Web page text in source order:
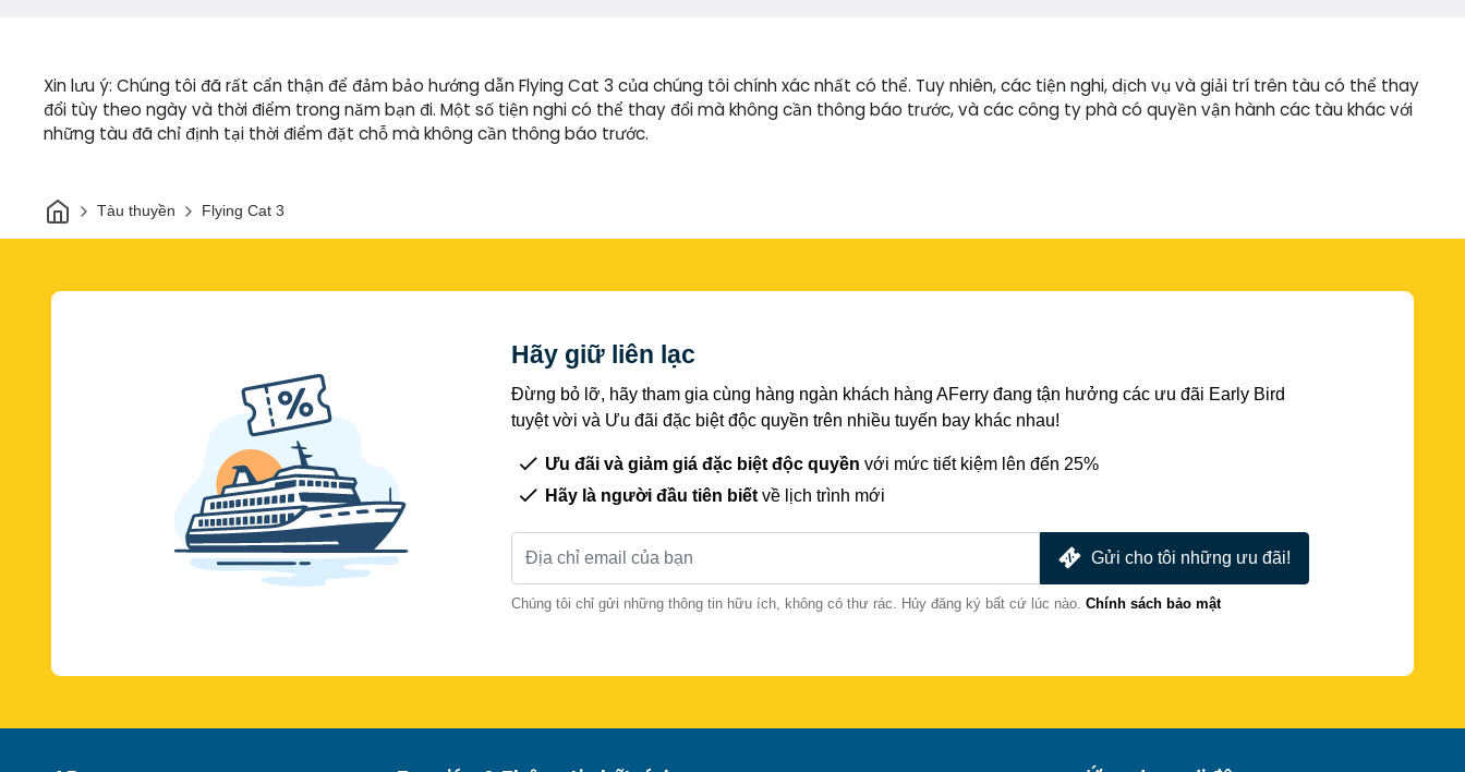
Xin lưu ý: Chúng tôi đã rất cẩn thận để đảm bảo hướng dẫn Flying Cat 3 của chúng tôi chính xác nhất có thể. Tuy nhiên, các tiện nghi, dịch vụ và giải trí trên tàu có thể thay
đổi tùy theo ngày và thời điểm trong năm bạn đi. Một số tiện nghi có thể thay đổi mà không cần thông báo trước, và các công ty phà có quyền vận hành các tàu khác với
những tàu đã chỉ định tại thời điểm đặt chỗ mà không cần thông báo trước.
Trang chủ
Tàu thuyền Flying Cat 3
Hãy giữ liên lạc
Đừng bỏ lỡ, hãy tham gia cùng hàng ngàn khách hàng AFerry đang tận hưởng các ưu đãi Early Bird
tuyệt vời và Ưu đãi đặc biệt độc quyền trên nhiều tuyến bay khác nhau!
Ưu đãi và giảm giá đặc biệt độc quyền với mức tiết kiệm lên đến 25%
Hãy là người đầu tiên biết về lịch trình mới
Gửi cho tôi những ưu đãi!
Chúng tôi chỉ gửi những thông tin hữu ích, không có thư rác. Hủy đăng ký bất cứ lúc nào. Chính sách bảo mật